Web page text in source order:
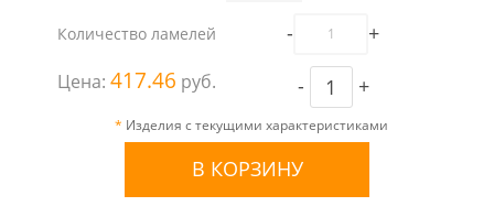
Количество ламелей - +
Цена: 417.46 руб. - +
* Изделия с текущими характеристиками